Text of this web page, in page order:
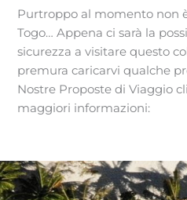
Purtroppo al momento non
Togo… Appena ci sarà la
sicurezza a visitare questo
premura caricarvi qualche
Nostre Proposte di Viaggio
maggiori informazioni: